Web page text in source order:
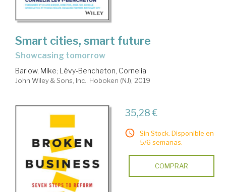
Smart cities, smart future
showcasing tomorrow
Barlow, Mike; Lévy-Bencheton, Cornelia
John Wiley & Sons, Inc.. Hoboken (NJ), 2019
35,28 €
Sin Stock. Disponible en
5/6 semanas.
COMPRAR